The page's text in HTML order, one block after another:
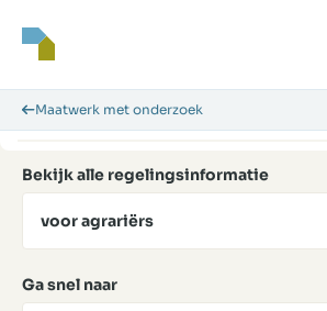
Maatwerk met onderzoek
Bekijk alle regelingsinformatie
voor agrariërs
Ga snel naar